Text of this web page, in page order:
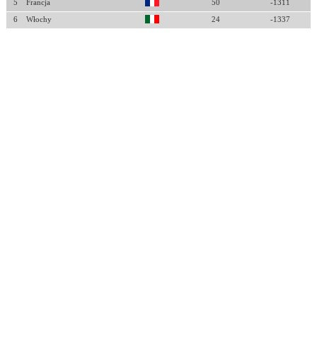
5 Francja 50 -1311
6 Włochy 24 -1337